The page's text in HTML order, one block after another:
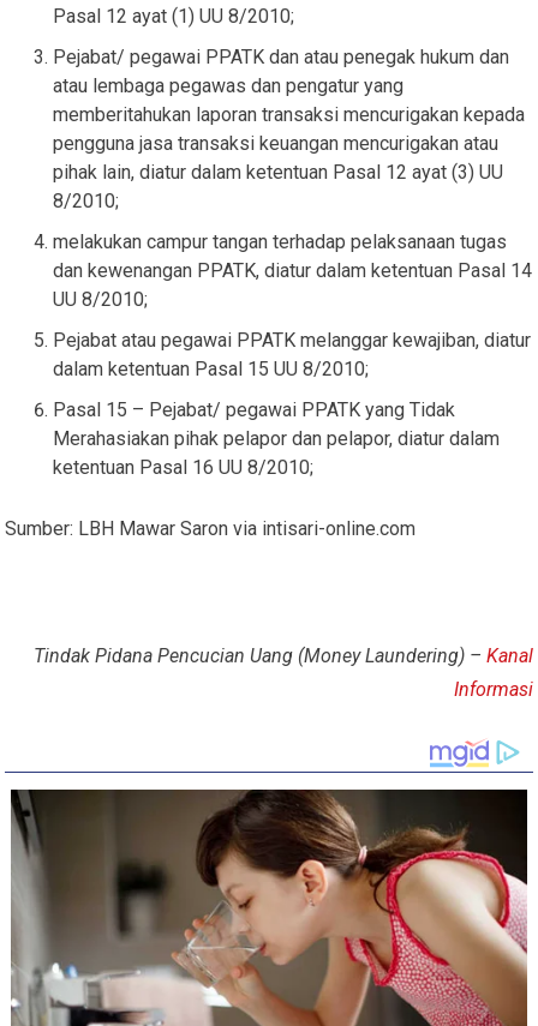
Pasal 12 ayat (1) UU 8/2010;
Pejabat/ pegawai PPATK dan atau penegak hukum dan
atau lembaga pegawas dan pengatur yang
memberitahukan laporan transaksi mencurigakan kepada
pengguna jasa transaksi keuangan mencurigakan atau
pihak lain, diatur dalam ketentuan Pasal 12 ayat (3) UU
8/2010;
melakukan campur tangan terhadap pelaksanaan tugas
dan kewenangan PPATK, diatur dalam ketentuan Pasal 14
UU 8/2010;
Pejabat atau pegawai PPATK melanggar kewajiban, diatur
dalam ketentuan Pasal 15 UU 8/2010;
Pasal 15 – Pejabat/ pegawai PPATK yang Tidak
Merahasiakan pihak pelapor dan pelapor, diatur dalam
ketentuan Pasal 16 UU 8/2010;
Sumber: LBH Mawar Saron via intisari-online.com
Tindak Pidana Pencucian Uang (Money Laundering) – Kanal
Informasi